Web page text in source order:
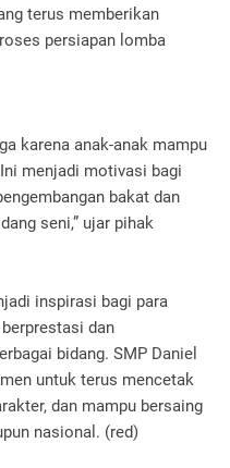
terus memberikan
persiapan lomba
karena anak-anak mampu
menjadi motivasi bagi
bakat dan
seni,” ujar pihak
inspirasi bagi para
dan
bidang. SMP Daniel
untuk terus mencetak
dan mampu bersaing
nasional. (red)